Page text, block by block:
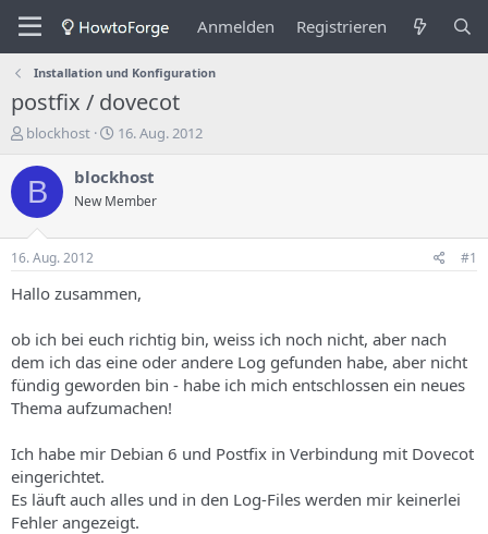
Anmelden Registrieren
Installation und Konfiguration
postfix / dovecot
E
s
e
e
r
s
T
h
e
a
s
blockhost
E
s
e
n
d
a
t
u
16. Aug. 2012
B blockhost
New Member
16. Aug. 2012 #1
Hallo zusammen,
ob ich bei euch richtig bin, weiss ich noch nicht, aber nach
dem ich das eine oder andere Log gefunden habe, aber nicht
fündig geworden bin - habe ich mich entschlossen ein neues
Thema aufzumachen!
Ich habe mir Debian 6 und Postfix in Verbindung mit Dovecot
eingerichtet.
Es läuft auch alles und in den Log-Files werden mir keinerlei
Fehler angezeigt.